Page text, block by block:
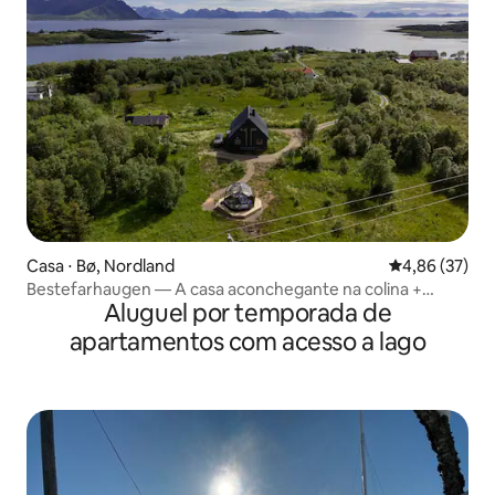
Casa ⋅ Bø, Nordland 4,86 de uma
4,86 (37)
Bestefarhaugen — A casa aconchegante na colina +
Aluguel por temporada de
apartamentos com acesso a lago